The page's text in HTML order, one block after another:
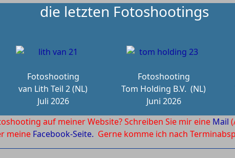
die letzten Fotoshootings
Fotoshooting
van Lith Teil 2 (NL)
Juli 2026
Fotoshooting
Tom Holding B.V. (NL)
Juni 2026
auf meiner Website? Schreiben Sie mir eine Mail
meine Facebook-Seite. Gerne komme ich nach